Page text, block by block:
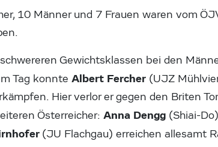
10 Männer und 7 Frauen waren vom
Gewichtsklassen bei den
Tag konnteAlbert Fercher (UJZ
Hier verlor er gegen den Briten
Österreicher:Anna Dengg (Shiai-
(JU Flachgau) erreichen allesamt